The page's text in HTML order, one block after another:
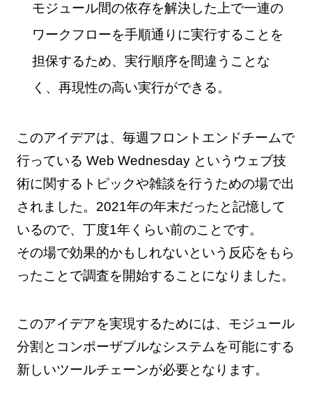
モジュール間の依存を解決した上で一連の
ワークフローを手順通りに実行することを
担保するため、実行順序を間違うことな
く、再現性の高い実行ができる。
このアイデアは、毎週フロントエンドチームで
行っている Web Wednesday というウェブ技
術に関するトピックや雑談を行うための場で出
されました。2021年の年末だったと記憶して
いるので、丁度1年くらい前のことです。
その場で効果的かもしれないという反応をもら
ったことで調査を開始することになりました。
このアイデアを実現するためには、モジュール
分割とコンポーザブルなシステムを可能にする
新しいツールチェーンが必要となります。